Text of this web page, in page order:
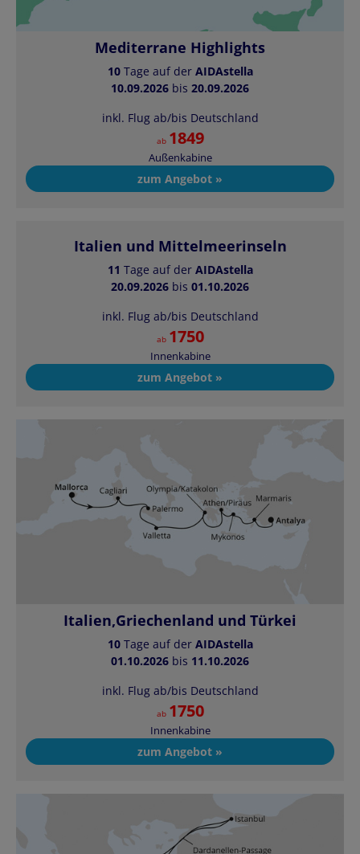
Mediterrane Highlights
10Tage auf der AIDAstella
10.09.2026 bis 20.09.2026
inkl. Flug ab/bis Deutschland
ab 1849
Außenkabine
zum Angebot »
Italien und Mittelmeerinseln
11 Tage auf der AIDAstella
20.09.2026 bis 01.10.2026
inkl. Flug ab/bis Deutschland
ab 1750
Innenkabine
zum Angebot »
Italien,Griechenland und Türkei
10Tage auf der AIDAstella
01.10.2026 bis 11.10.2026
inkl. Flug ab/bis Deutschland
ab 1750
Innenkabine
zum Angebot »